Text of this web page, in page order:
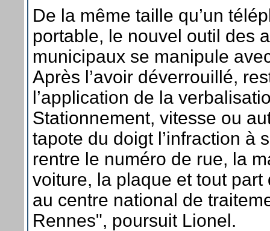
De la même taille qu’un
portable, le nouvel outil des
municipaux se manipule
Après l’avoir déverrouillé,
l’application de la
Stationnement, vitesse ou
tapote du doigt l’infraction à
rentre le numéro de rue, la
voiture, la plaque et tout part
au centre national de
Rennes", poursuit Lionel.